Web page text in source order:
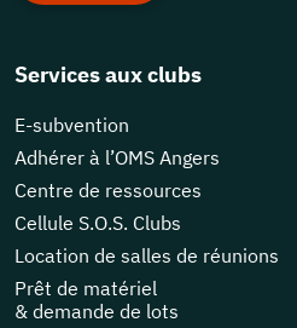
Services aux clubs
E-subvention
Adhérer à l’OMS Angers
Centre de ressources
Cellule S.O.S. Clubs
Location de salles de réunions
Prêt de matériel
& demande de lots